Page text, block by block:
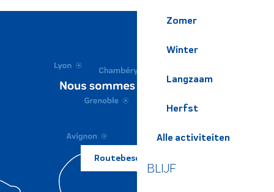
Zomer
Winter
Langzaam
Herfst
Alle activiteiten
BLIJF
Routebeschrijving ?